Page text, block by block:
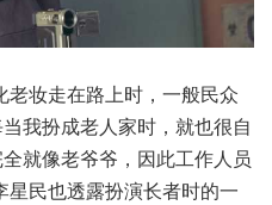
老妆走在路上时，一般民众
我扮成老人家时，就也很自
就像老爷爷，因此工作人员
星民也透露扮演长者时的一